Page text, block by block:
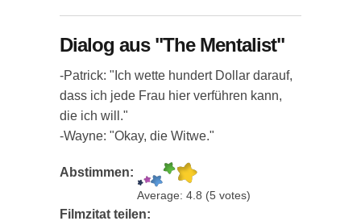
Dialog aus "The Mentalist"
-Patrick: "Ich wette hundert Dollar darauf,
dass ich jede Frau hier verführen kann,
die ich will."
-Wayne: "Okay, die Witwe."
Abstimmen:
Average: 4.8 (5 votes)
Filmzitat teilen: